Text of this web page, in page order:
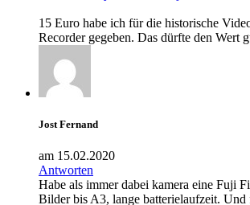
15 Euro habe ich für die historische
Recorder gegeben. Das dürfte den Wert
Jost Fernand
am 15.02.2020
Antworten
Habe als immer dabei kamera eine Fuji
Bilder bis A3, lange batterielaufzeit. Und